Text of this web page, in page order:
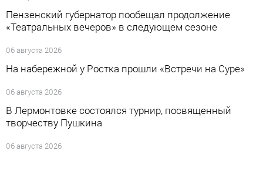
Пензенский губернатор пообещал продолжение
«Театральных вечеров» в следующем сезоне
06 августа 2026
На набережной у Ростка прошли «Встречи на Суре»
06 августа 2026
В Лермонтовке состоялся турнир, посвященный
творчеству Пушкина
06 августа 2026